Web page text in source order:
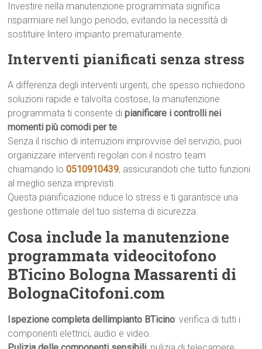
Investire nella manutenzione programmata significa
risparmiare nel lungo periodo, evitando la necessità di
sostituire lintero impianto prematuramente.
Interventi pianificati senza stress
A differenza degli interventi urgenti, che spesso richiedono
soluzioni rapide e talvolta costose, la manutenzione
programmata ti consente dipianificare i controlli nei
momenti più comodi per te.
Senza il rischio di interruzioni improvvise del servizio, puoi
organizzare interventi regolari con il nostro team
chiamando lo0510910439, assicurandoti che tutto funzioni
al meglio senza imprevisti.
Questa pianificazione riduce lo stress e ti garantisce una
gestione ottimale del tuo sistema di sicurezza.
Cosa include la manutenzione
programmata videocitofono
BTicino Bologna Massarenti di
BolognaCitofoni.com
Ispezione completa dellimpianto BTicino: verifica di tutti i
componenti elettrici, audio e video.